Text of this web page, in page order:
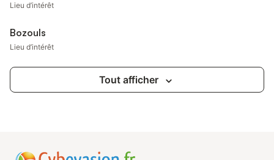
Lieu d’intérêt
Bozouls
Lieu d’intérêt
Tout afficher